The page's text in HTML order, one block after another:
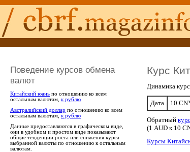
Поведение курсов обмена
валют
Китайский юань по отношению ко всем
остальным валютам, к рублю
Австралийский доллар по отношению ко всем
остальным валютам, к рублю
Данные предоставляются в графическом виде,
они в удобном и простом виде показывают
общие тенденции роста или снижения курса
выбранной валюты по отношению к остальным
валютам.
Курс
Динамика
Дата 10
Обратный
(1 AUD к 10
Курсы